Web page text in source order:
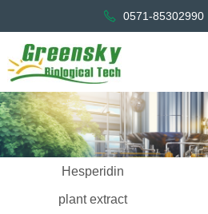
0571-85302990
Hesperidin
plant extract